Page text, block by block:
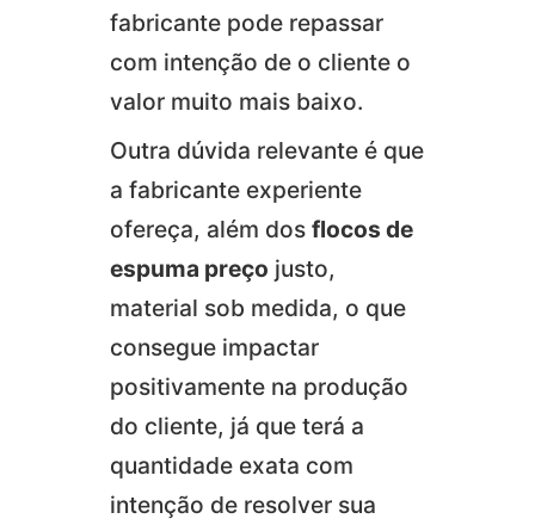
fabricante pode repassar
com intenção de o cliente o
valor muito mais baixo.
Outra dúvida relevante é que
a fabricante experiente
ofereça, além dosflocos de
espuma preço justo,
material sob medida, o que
consegue impactar
positivamente na produção
do cliente, já que terá a
quantidade exata com
intenção de resolver sua